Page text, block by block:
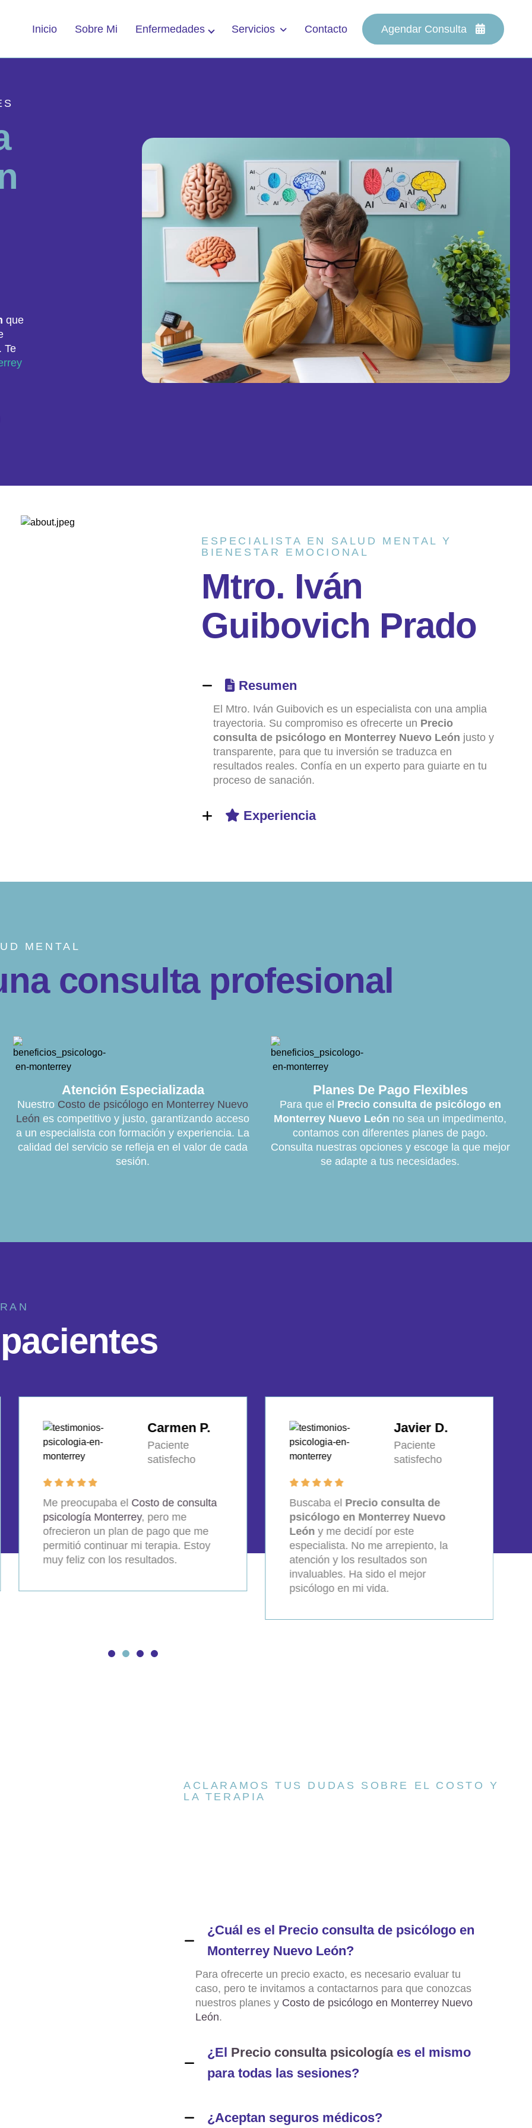
Inicio Sobre Mi Enfermedades Servicios Contacto Agendar Consulta
que
Te
ESPECIALISTA EN SALUD MENTAL Y
BIENESTAR EMOCIONAL
Mtro. Iván
Guibovich Prado
Resumen
El Mtro. Iván Guibovich es un especialista con una amplia
trayectoria. Su compromiso es ofrecerte un Precio
consulta de psicólogo en Monterrey Nuevo León justo y
transparente, para que tu inversión se traduzca en
resultados reales. Confía en un experto para guiarte en tu
proceso de sanación.
Experiencia
MENTAL
na consulta profesional
Atención Especializada
Nuestro Costo de psicólogo en Monterrey Nuevo
León es competitivo y justo, garantizando acceso
a un especialista con formación y experiencia. La
calidad del servicio se refleja en el valor de cada
sesión.
Planes De Pago Flexibles
Para que el Precio consulta de psicólogo en
Monterrey Nuevo León no sea un impedimento,
contamos con diferentes planes de pago.
Consulta nuestras opciones y escoge la que mejor
se adapte a tus necesidades.
pacientes
Javier D.
Paciente
satisfecho
Buscaba elPrecio consulta de
psicólogo en Monterrey Nuevo
Leóny me decidí por este
especialista. No me arrepiento, la
atención y los resultados son
psicólogo en mi vida.
Ana G.
Paciente
satisfecho
El precio era lo que me detenía, pero
elcosto de psicólogo en Monterrey
Nuevo Leónfue muy accesible y la
terapia superó mis expectativas. Lo
recomiendo ampliamente.
ACLARAMOS TUS DUDAS SOBRE EL COSTO Y
LA TERAPIA
¿Cuál es el Precio consulta de psicólogo en
Monterrey Nuevo León?
Para ofrecerte un precio exacto, es necesario evaluar tu
caso, pero te invitamos a contactarnos para que conozcas
nuestros planes y Costo de psicólogo en Monterrey Nuevo
León.
¿El Precio consulta psicologíaes el mismo
para todas las sesiones?
¿Aceptan seguros médicos?